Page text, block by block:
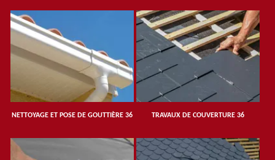
NETTOYAGE ET POSE DE GOUTTIÈRE 36 TRAVAUX DE COUVERTURE 36